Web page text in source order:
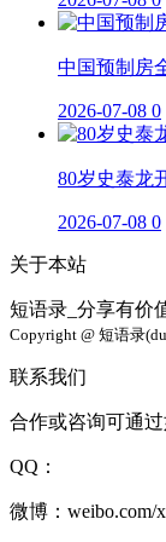
中国预制房
2026-07-08 0
80岁史泰龙
2026-07-08 0
关于本站
短语录_分享有价
Copyright @ 短语录
联系我们
合作或咨询可通过
QQ：
微博：weibo.com/